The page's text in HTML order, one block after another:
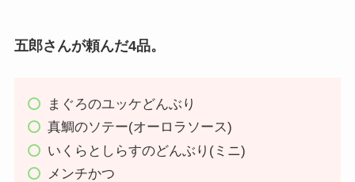
五郎さんが頼んだ4品。
まぐろのユッケどんぶり
真鯛のソテー(オーロラソース)
いくらとしらすのどんぶり(ミニ)
メンチかつ